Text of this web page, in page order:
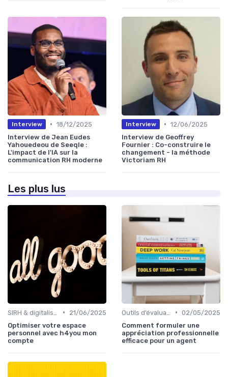
Interview • 18/12/2025
Interview de Jean Eudes
Yahouedeou de Seeqle :
L'impact de l'IA sur la
communication RH moderne
Interview • 12/06/2025
Interview de Geoffrey
Fournier : Co-construire le
changement - la méthode
Victoriam RH
Les plus lus
•
21/06/2025
Optimiser votre espace
personnel avec h4you mon
compte
• 02/05/2025
Comment formuler une
appréciation professionnelle
efficace pour un agent